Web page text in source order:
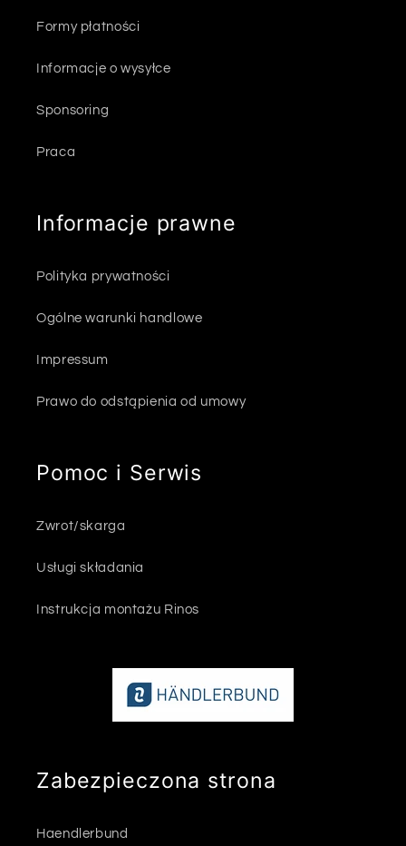
Formy płatności
Informacje o wysyłce
Sponsoring
Praca
Informacje prawne
Polityka prywatności
Ogólne warunki handlowe
Impressum
Prawo do odstąpienia od umowy
Pomoc i Serwis
Zwrot/skarga
Usługi składania
Instrukcja montażu Rinos
Zabezpieczona strona
Haendlerbund